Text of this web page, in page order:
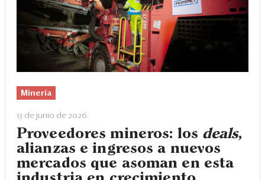
Minería
13 de junio de 2026
Proveedores mineros: los deals,
alianzas e ingresos a nuevos
mercados que asoman en esta